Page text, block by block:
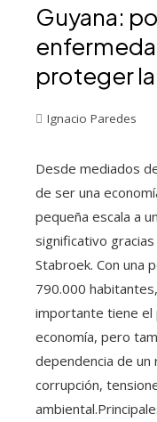
Guyana:
proteger
Ignacio Paredes
Desde mediados
de ser una
pequeña escala a
significativo
Stabroek. Con una
790.000
importante tiene el
economía, pero
dependencia de
corrupción,